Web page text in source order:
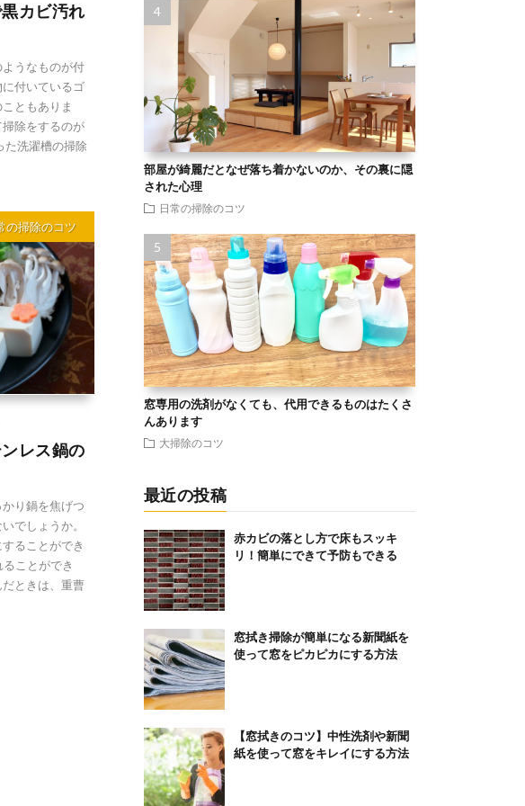
カビ汚れ
うなものが付
付いているゴ
ともありま
除をするのが
た洗濯槽の掃除
の掃除のコツ
レス鍋の
り鍋を焦げつ
でしょうか。
ることができ
ことができ
ときは、重曹
部屋が綺麗だとなぜ落ち着かないのか、その裏に隠
された心理
日常の掃除のコツ
窓専用の洗剤がなくても、代用できるものはたくさ
んあります
大掃除のコツ
最近の投稿
赤カビの落とし方で床もスッキ
リ！簡単にできて予防もできる
窓拭き掃除が簡単になる新聞紙を
使って窓をピカピカにする方法
【窓拭きのコツ】中性洗剤や新聞
紙を使って窓をキレイにする方法